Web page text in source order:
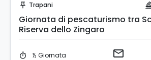
push_pin Trapani
Giornata di pescaturismo tra
Riserva dello Zingaro
timer ½ Giornata email